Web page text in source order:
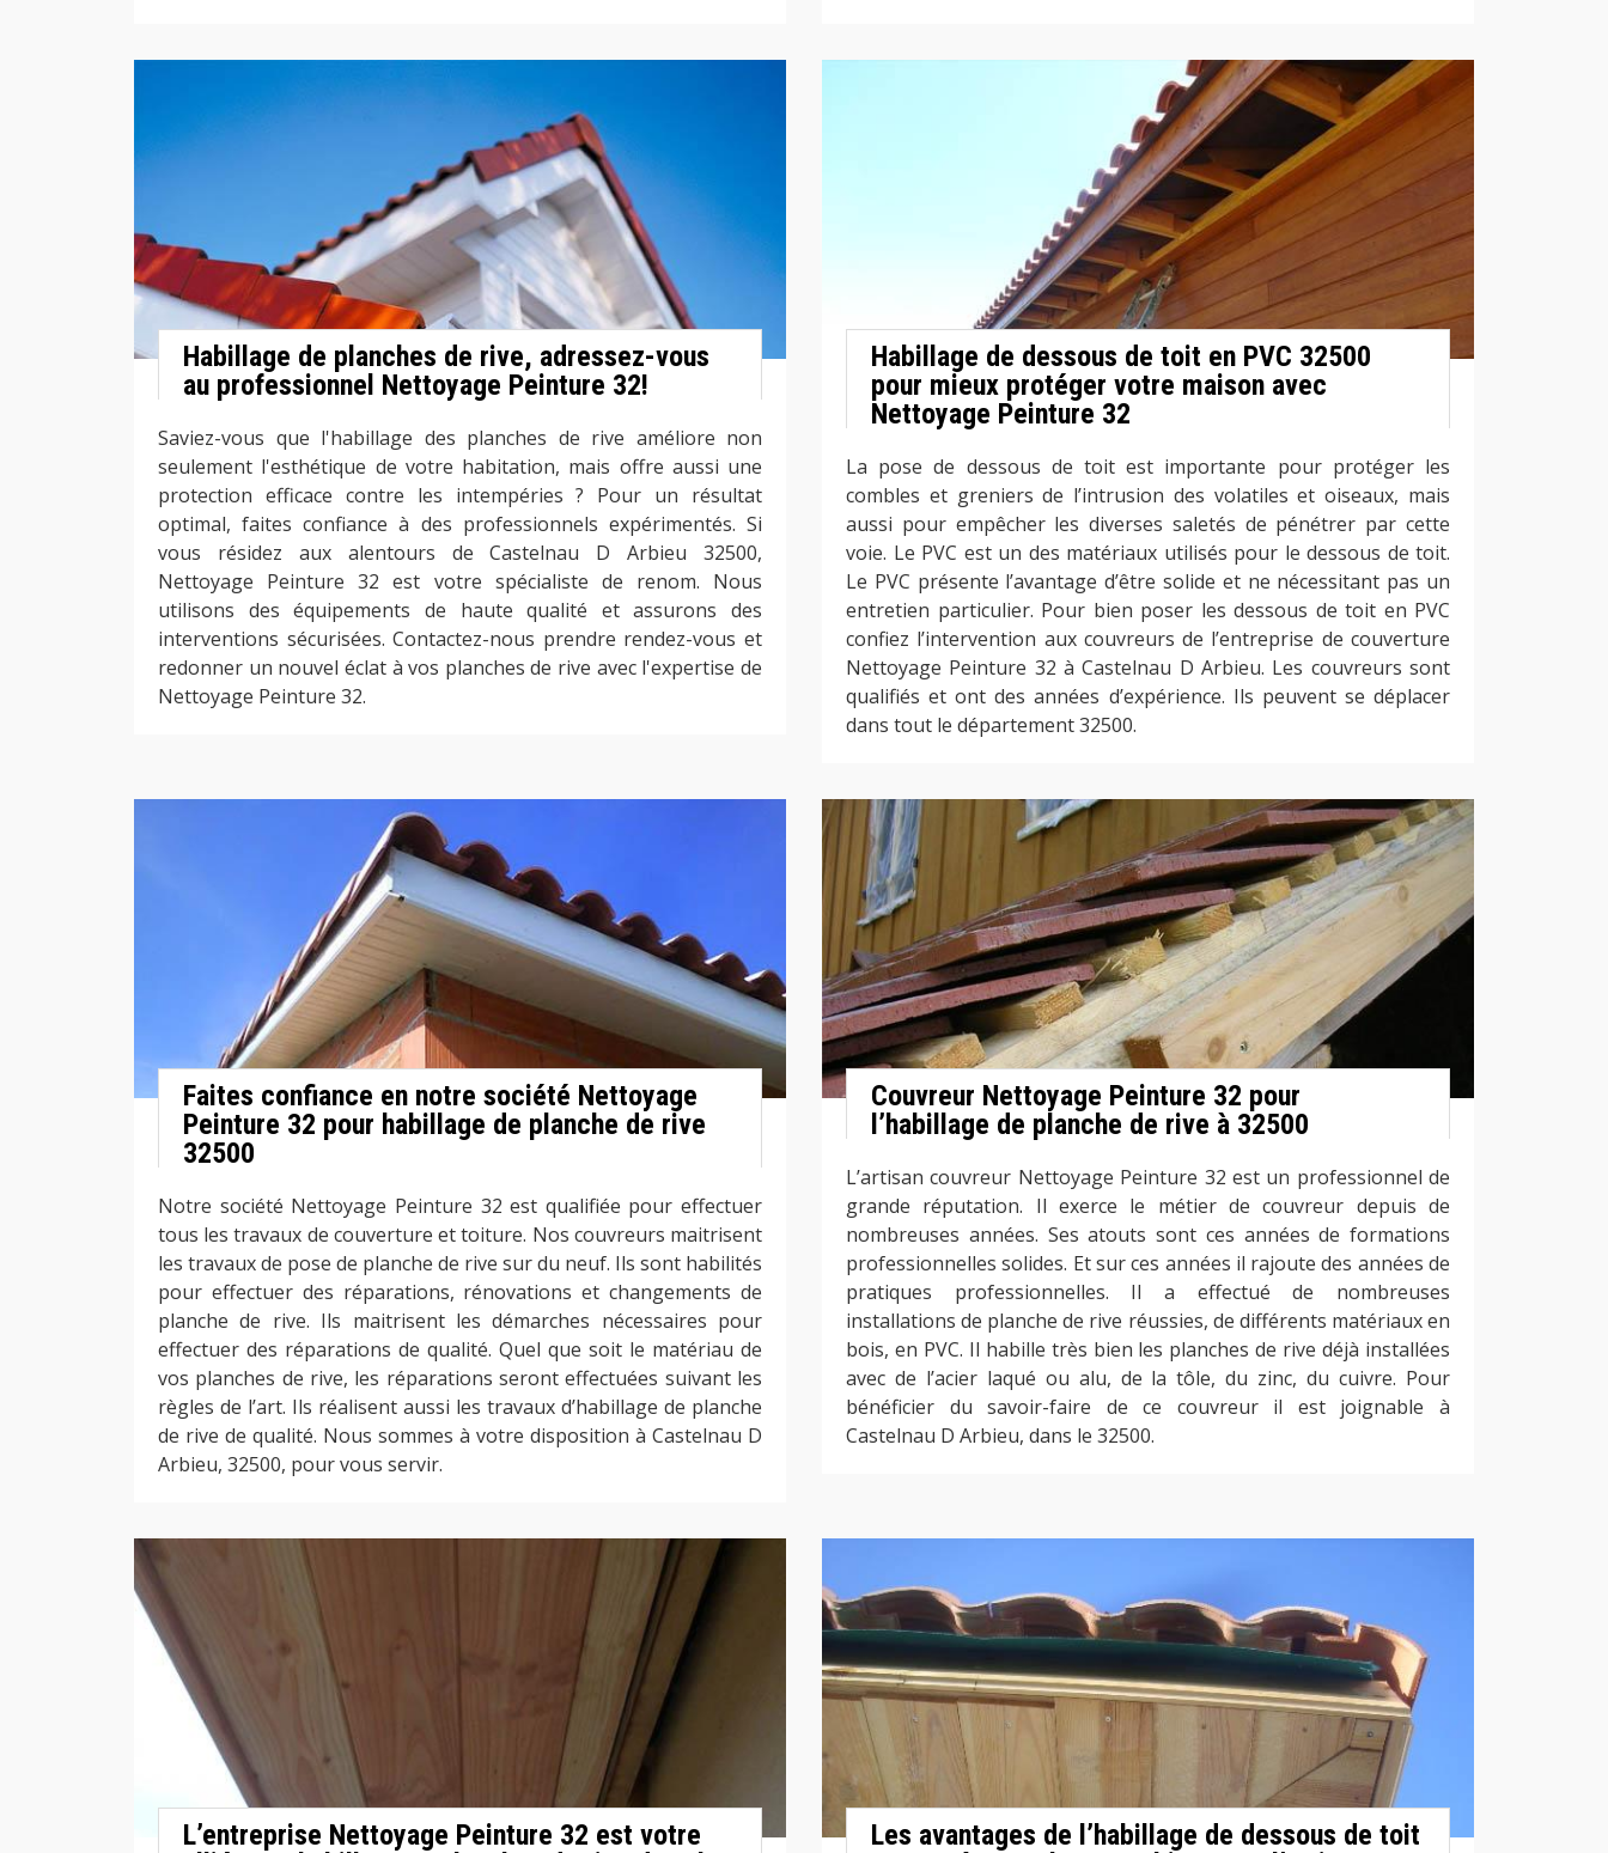
Habillage de planches de rive, adressez-vous
au professionnel Nettoyage Peinture 32!
Saviez-vous que l'habillage des planches de rive améliore non
seulement l'esthétique de votre habitation, mais offre aussi une
protection efficace contre les intempéries ? Pour un résultat
optimal, faites confiance à des professionnels expérimentés. Si
vous résidez aux alentours de Castelnau D Arbieu 32500,
Nettoyage Peinture 32 est votre spécialiste de renom. Nous
utilisons des équipements de haute qualité et assurons des
interventions sécurisées. Contactez-nous prendre rendez-vous et
redonner un nouvel éclat à vos planches de rive avec l'expertise de
Nettoyage Peinture 32.
Habillage de dessous de toit en PVC 32500
pour mieux protéger votre maison avec
Nettoyage Peinture 32
La pose de dessous de toit est importante pour protéger les
combles et greniers de l’intrusion des volatiles et oiseaux, mais
aussi pour empêcher les diverses saletés de pénétrer par cette
voie. Le PVC est un des matériaux utilisés pour le dessous de toit.
Le PVC présente l’avantage d’être solide et ne nécessitant pas un
entretien particulier. Pour bien poser les dessous de toit en PVC
confiez l’intervention aux couvreurs de l’entreprise de couverture
Nettoyage Peinture 32 à Castelnau D Arbieu. Les couvreurs sont
qualifiés et ont des années d’expérience. Ils peuvent se déplacer
dans tout le département 32500.
Faites confiance en notre société Nettoyage
Peinture 32 pour habillage de planche de rive
32500
Notre société Nettoyage Peinture 32 est qualifiée pour effectuer
tous les travaux de couverture et toiture. Nos couvreurs maitrisent
les travaux de pose de planche de rive sur du neuf. Ils sont habilités
pour effectuer des réparations, rénovations et changements de
planche de rive. Ils maitrisent les démarches nécessaires pour
effectuer des réparations de qualité. Quel que soit le matériau de
vos planches de rive, les réparations seront effectuées suivant les
règles de l’art. Ils réalisent aussi les travaux d’habillage de planche
de rive de qualité. Nous sommes à votre disposition à Castelnau D
Arbieu, 32500, pour vous servir.
Couvreur Nettoyage Peinture 32 pour
l’habillage de planche de rive à 32500
L’artisan couvreur Nettoyage Peinture 32 est un professionnel de
grande réputation. Il exerce le métier de couvreur depuis de
nombreuses années. Ses atouts sont ces années de formations
professionnelles solides. Et sur ces années il rajoute des années de
pratiques professionnelles. Il a effectué de nombreuses
installations de planche de rive réussies, de différents matériaux en
bois, en PVC. Il habille très bien les planches de rive déjà installées
avec de l’acier laqué ou alu, de la tôle, du zinc, du cuivre. Pour
bénéficier du savoir-faire de ce couvreur il est joignable à
Castelnau D Arbieu, dans le 32500.
L’entreprise Nettoyage Peinture 32 est votre
Les avantages de l’habillage de dessous de toit